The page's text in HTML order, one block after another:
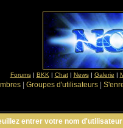
Forums| BKK | Chat| News| Galerie |
Groupes d'utilisateurs
entrer votre nom